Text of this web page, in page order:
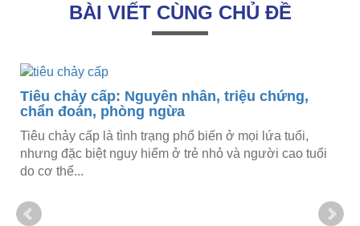
BÀI VIẾT CÙNG CHỦ ĐỀ
Tiêu chảy cấp: Nguyên nhân, triệu chứng,
chẩn đoán, phòng ngừa
Tiêu chảy cấp là tình trạng phổ biến ở mọi lứa tuổi,
nhưng đặc biệt nguy hiểm ở trẻ nhỏ và người cao tuổi
do cơ thể...